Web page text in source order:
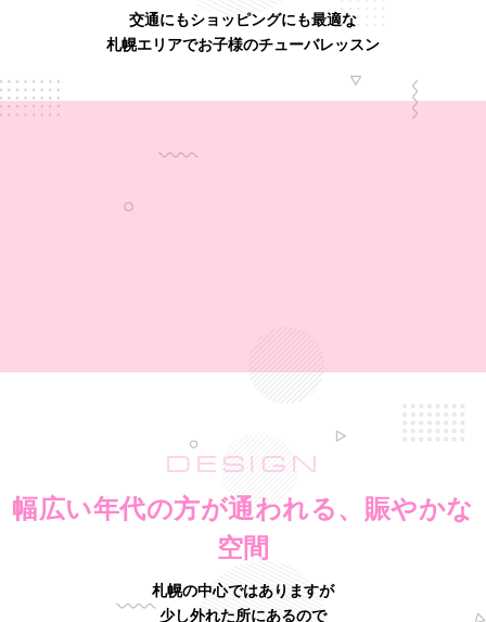
交通にもショッピングにも最適な
札幌エリアでお子様のチューバレッスン
DESIGN
幅広い年代の方が通われる、賑やかな
空間
札幌の中心ではありますが
少し外れた所にあるので